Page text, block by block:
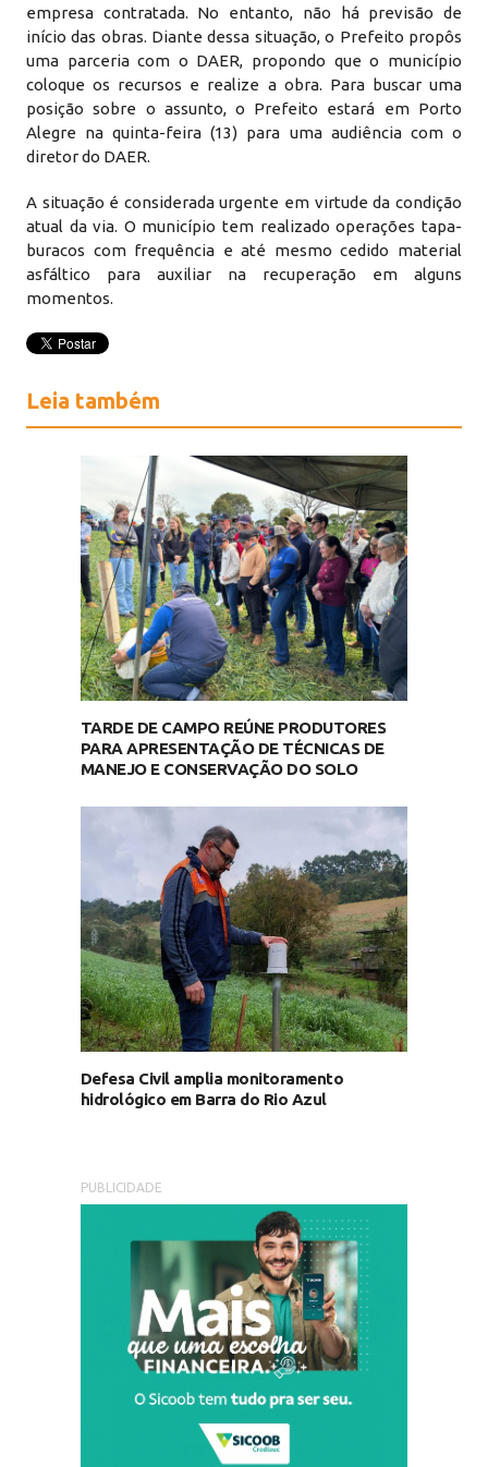
empresa contratada. No entanto, não há previsão de
início das obras. Diante dessa situação, o Prefeito propôs
uma parceria com o DAER, propondo que o município
coloque os recursos e realize a obra. Para buscar uma
posição sobre o assunto, o Prefeito estará em Porto
Alegre na quinta-feira (13) para uma audiência com o
diretor do DAER.
A situação é considerada urgente em virtude da condição
atual da via. O município tem realizado operações tapa-
buracos com frequência e até mesmo cedido material
asfáltico para auxiliar na recuperação em alguns
momentos.
Leia também
TARDE DE CAMPO REÚNE PRODUTORES
PARA APRESENTAÇÃO DE TÉCNICAS DE
MANEJO E CONSERVAÇÃO DO SOLO
Defesa Civil amplia monitoramento
hidrológico em Barra do Rio Azul
PUBLICIDADE